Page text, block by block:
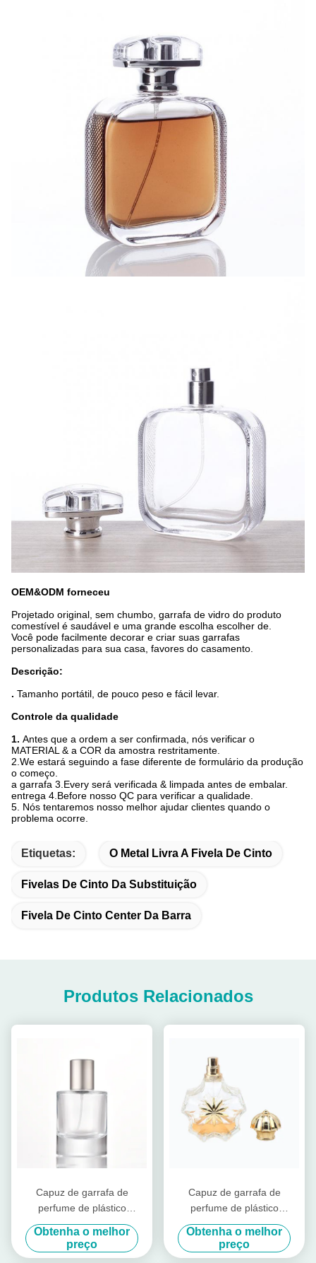
OEM&ODM forneceu
Projetado original, sem chumbo, garrafa de vidro do produto
comestível é saudável e uma grande escolha escolher de.
Você pode facilmente decorar e criar suas garrafas
personalizadas para sua casa, favores do casamento.
Descrição:
. Tamanho portátil, de pouco peso e fácil levar.
Controle da qualidade
1. Antes que a ordem a ser confirmada, nós verificar o
MATERIAL & a COR da amostra restritamente.
2.We estará seguindo a fase diferente de formulário da produção
o começo.
a garrafa 3.Every será verificada & limpada antes de embalar.
entrega 4.Before nosso QC para verificar a qualidade.
5. Nós tentaremos nosso melhor ajudar clientes quando o
problema ocorre.
Etiquetas: O Metal Livra A Fivela De Cinto
Fivelas De Cinto Da Substituição
Fivela De Cinto Center Da Barra
Produtos Relacionados
Capuz de garrafa de
perfume de plástico
fabricado a partir de
materiais que proporcionam
fechamento e melhoram a
Obtenha o melhor
preço
Capuz de garrafa de
perfume de plástico
ecológico feito de materiais
recicláveis Ideal para
soluções de embalagem
Obtenha o melhor
preço